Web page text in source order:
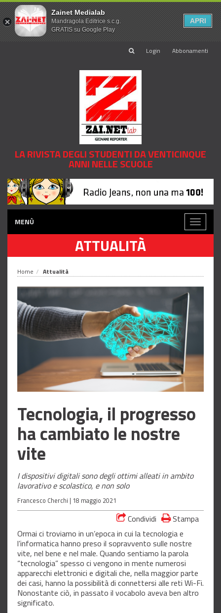
Login Abbonamenti
LA RIVISTA DEGLI STUDENTI DA VENTICINQUE
ANNI NELLE SCUOLE
MENÙ
Toggle
ATTUALITÀ
Home Attualità
Tecnologia, il progresso
ha cambiato le nostre
vite
I dispositivi digitali sono degli ottimi alleati in ambito
lavorativo e scolastico, e non solo
Francesco Cherchi | 18 maggio 2021
Condividi
Stampa
Ormai ci troviamo in un’epoca in cui la tecnologia e
l’informatica hanno preso il sopravvento sulle nostre
vite, nel bene e nel male. Quando sentiamo la parola
“tecnologia” spesso ci vengono in mente numerosi
apparecchi elettronici e digitali che, nella maggior parte
dei casi, hanno la possibilità di connettersi alle reti Wi-Fi.
Nonostante ciò, in passato il vocabolo aveva ben altro
significato.
Zainet Medialab
Mandragola Editrice s.c.g.
GRATIS su Google Play
APRI